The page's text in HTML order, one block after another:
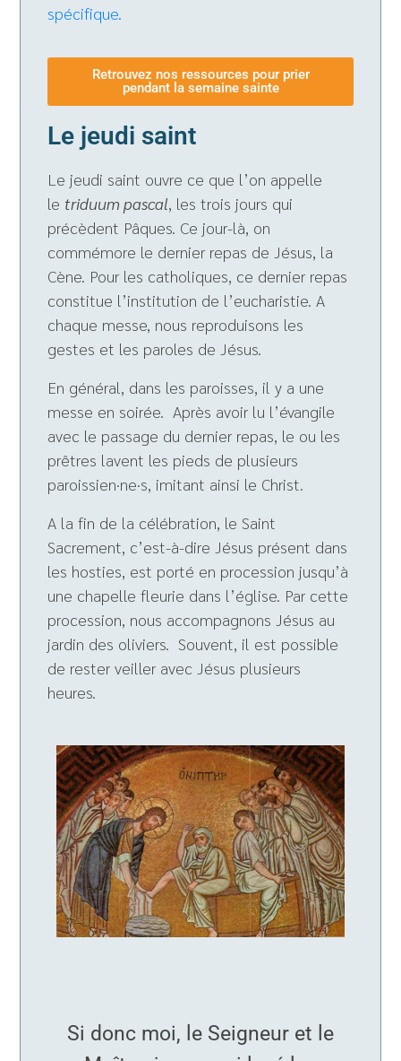
spécifique.
Retrouvez nos ressources pour prier
pendant la semaine sainte
Le jeudi saint
Le jeudi saint ouvre ce que l’on appelle
le triduum pascal , les trois jours qui
précèdent Pâques. Ce jour-là, on
commémore le dernier repas de Jésus, la
Cène. Pour les catholiques, ce dernier repas
constitue l’institution de l’eucharistie. A
chaque messe, nous reproduisons les
gestes et les paroles de Jésus.
En général, dans les paroisses, il y a une
messe en soirée. Après avoir lu l’évangile
avec le passage du dernier repas, le ou les
prêtres lavent les pieds de plusieurs
paroissien·ne·s, imitant ainsi le Christ.
A la fin de la célébration, le Saint
Sacrement, c’est-à-dire Jésus présent dans
les hosties, est porté en procession jusqu’à
une chapelle fleurie dans l’église. Par cette
procession, nous accompagnons Jésus au
jardin des oliviers. Souvent, il est possible
de rester veiller avec Jésus plusieurs
heures.
Si donc moi, le Seigneur et le